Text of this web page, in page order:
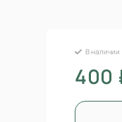
В наличии
400